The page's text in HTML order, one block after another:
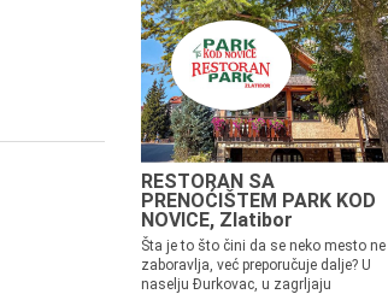
RESTORAN SA
PRENOĆIŠTEM PARK KOD
NOVICE, Zlatibor
Šta je to što čini da se neko mesto ne
zaboravlja, već preporučuje dalje? U
naselju Đurkovac, u zagrljaju